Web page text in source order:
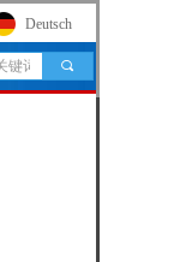
끠
Deutsch